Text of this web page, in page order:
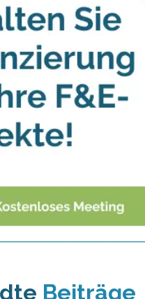
Beiträge